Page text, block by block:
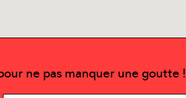
ne pas manquer une goutte !